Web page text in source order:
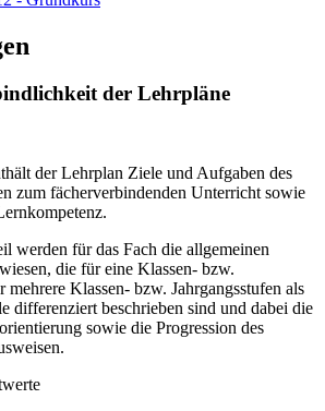
der Lehrpläne
der Lehrplan Ziele und Aufgaben des
zum fächerverbindenden Unterricht sowie
werden für das Fach die allgemeinen
die für eine Klassen- bzw.
mehrere Klassen- bzw. Jahrgangsstufen als
differenziert beschrieben sind und dabei die
sowie die Progression des